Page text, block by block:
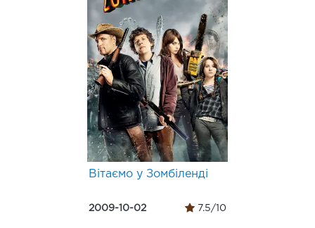
Вітаємо у Зомбіленді
2009-10-02 7.5/10